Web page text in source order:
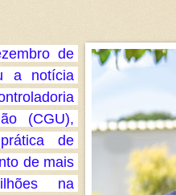
de
a notícia
(CGU),
de
de mais
na